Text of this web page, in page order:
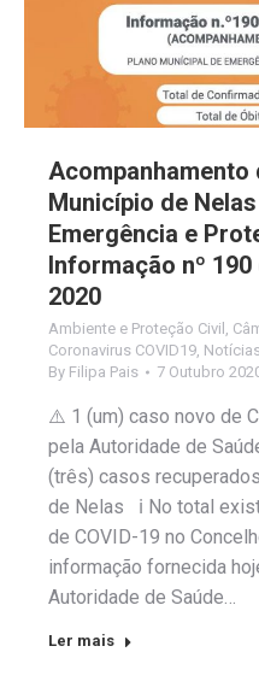
Acompanhamento
Município de
Emergência e
Informação nº
2020
Ambiente e Proteção Civil
Coronavirus COVID19
By Filipa Pais 7 Outubro
⚠️ 1 (um) caso novo de
pela Autoridade de
(três) casos
de Nelas ℹ️ No total
de COVID-19 no
informação fornecida
Autoridade de Saúde…
Ler mais